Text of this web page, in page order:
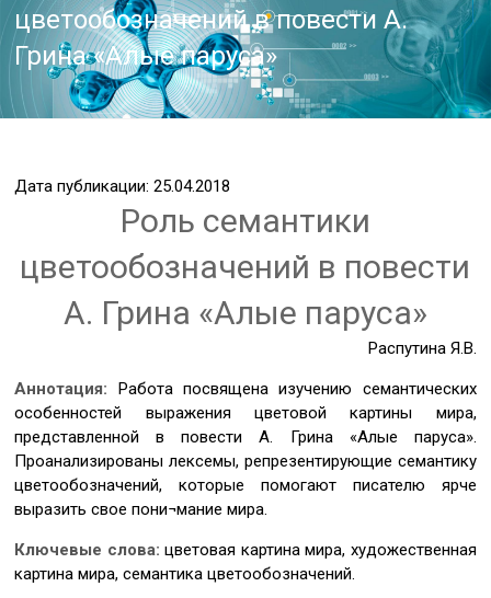
цветообозначений в повести А.
Грина «Алые паруса»
Дата публикации: 25.04.2018
Роль семантики
цветообозначений в повести
А. Грина «Алые паруса»
Распутина Я.В.
Аннотация: Работа посвящена изучению семантических
особенностей выражения цветовой картины мира,
представленной в повести А. Грина «Алые паруса».
Проанализированы лексемы, репрезентирующие семантику
цветообозначений, которые помогают писателю ярче
выразить свое пони¬мание мира.
Ключевые слова:цветовая картина мира, художественная
картина мира, семантика цветообозначений.